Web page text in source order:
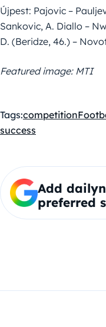
Újpest: Pajovic –
Sankovic, A. Diallo –
D. (Beridze, 46.) –
Featured image: MTI
Tags:competition
success
Add
preferred